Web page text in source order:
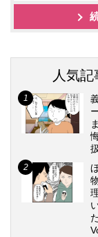
人気